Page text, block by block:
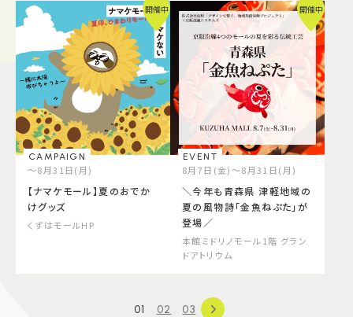
開催中
CAMPAIGN
～8月31日(月)
【ナマケモール】夏のおでか
けグッズ
くずはモールHP
開催中
EVENT
8月7日(金)～8月31日(月)
＼今年も青森県 津軽地域の
夏の風物詩「金魚ねぷた」が
登場／
本館ミドリノモール1階 グラン
ドアトリウム
01 02 03